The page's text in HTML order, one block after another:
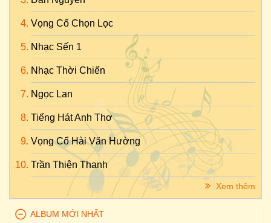
Vọng Cổ Chọn Lọc
Nhạc Sến 1
Nhạc Thời Chiến
Ngọc Lan
Tiếng Hát Anh Thơ
Vọng Cổ Hài Văn Hường
Trần Thiện Thanh
Xem thêm
ALBUM MỚI NHẤT